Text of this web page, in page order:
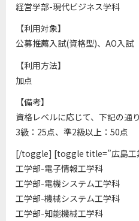
経営学部-現代ビジネス学科
【利用対象】
公募推薦入試(資格型)、AO入試
【利用方法】
加点
【備考】
資格レベルに応じて、下記の通
3級：25点、準2級以上：50点
[/toggle] [toggle title=”広島工
工学部-電子情報工学科
工学部-電機システム工学科
工学部-機械システム工学科
工学部-知能機械工学科